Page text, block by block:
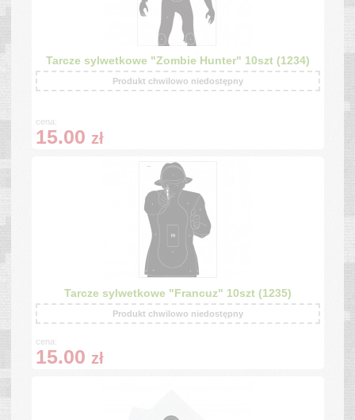
Tarcze sylwetkowe "Zombie Hunter" 10szt (1234)
Produkt chwilowo niedostępny
cena:
15.00 zł
Tarcze sylwetkowe "Francuz" 10szt (1235)
Produkt chwilowo niedostępny
cena:
15.00 zł